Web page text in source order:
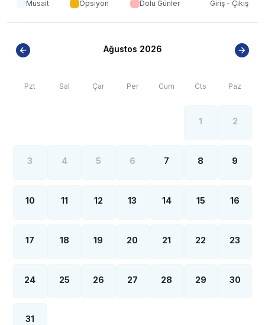
olsa internet, elektrik ve su kesintileri yaşanabilmektedir.
Müsait Opsiyon Dolu Günler Giriş - Çıkış
Ağustos 2026
Pzt Sal Çar Per Cum Cts Paz
1 2
3 4 5 6 7 8 9
10 11 12 13 14 15 16
17 18 19 20 21 22 23
24 25 26 27 28 29 30
31